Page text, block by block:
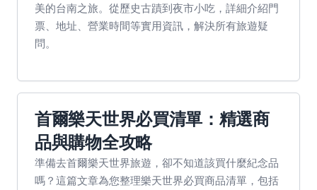
美的台南之旅。從歷史古蹟到夜市小吃，詳細介紹門
票、地址、營業時間等實用資訊，解決所有旅遊疑
問。
首爾樂天世界必買清單：精選商
品與購物全攻略
準備去首爾樂天世界旅遊，卻不知道該買什麼紀念品
嗎？這篇文章為您整理樂天世界必買商品清單，包括